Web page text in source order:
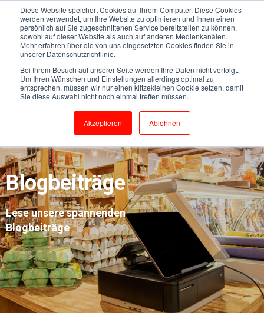
Diese Website speichert Cookies auf Ihrem Computer. Diese Cookies
werden verwendet, um Ihre Website zu optimieren und Ihnen einen
persönlich auf Sie zugeschnittenen Service bereitstellen zu können,
sowohl auf dieser Website als auch auf anderen Medienkanälen.
Mehr erfahren über die von uns eingesetzten Cookies finden Sie in
unserer Datenschutzrichtlinie.
Bei Ihrem Besuch auf unserer Seite werden Ihre Daten nicht verfolgt.
Um Ihren Wünschen und Einstellungen allerdings optimal zu
entsprechen, müssen wir nur einen klitzekleinen Cookie setzen, damit
Sie diese Auswahl nicht noch einmal treffen müssen.
Akzeptieren Ablehnen
Blogbeiträge
Lese unsere spannenden
Blogbeiträge